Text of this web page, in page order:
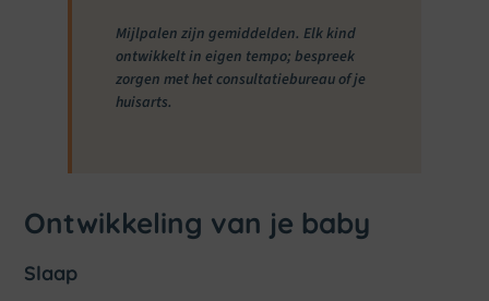
Mijlpalen zijn gemiddelden. Elk kind
ontwikkelt in eigen tempo; bespreek
zorgen met het consultatiebureau of je
huisarts.
Ontwikkeling van je baby
Slaap